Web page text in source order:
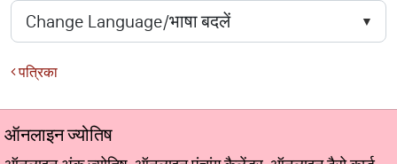
पत्रिका
ऑनलाइन ज्योतिष